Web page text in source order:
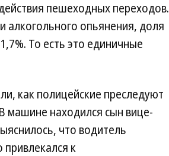
пешеходных переходов.
алкогольного опьянения, доля
То есть это единичные
как полицейские преследуют
машине находился сын вице-
что водитель
к